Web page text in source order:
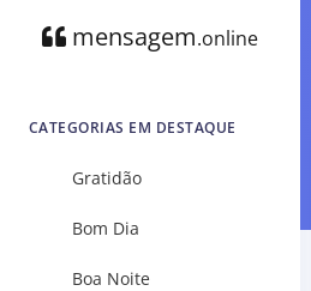
mensagem.online
CATEGORIAS EM DESTAQUE
Gratidão
Bom Dia
Boa Noite